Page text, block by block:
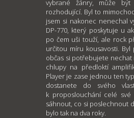
vybrané žánry, může
rozhodující. Byl to
jsem si nakonec nenechal
DP-770, který poskytuje u
po čem uši touží, ale rock
určitou míru kousavosti.
občas si potřebujete
chlupy na předloktí
Player je zase jednou ten
dostanete do svého
k proposlouchání celé své
sáhnout, co si poslechnout
bylo tak na dva roky.